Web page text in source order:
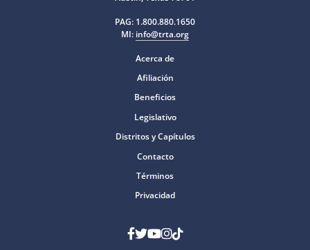
PAG: 1.800.880.1650
MI: info@trta.org
Acerca de
Afiliación
Beneficios
Legislativo
Distritos y Capítulos
Contacto
Términos
Privacidad
Facebook
Gorjeo
YouTube
Instagram
Tik Tok